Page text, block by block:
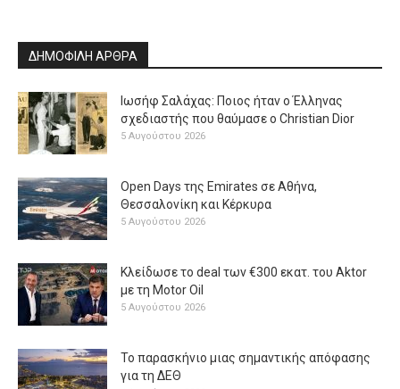
ΔΗΜΟΦΙΛΗ ΑΡΘΡΑ
Ιωσήφ Σαλάχας: Ποιος ήταν ο Έλληνας
σχεδιαστής που θαύμασε ο Christian Dior
5 Αυγούστου 2026
Open Days της Emirates σε Αθήνα,
Θεσσαλονίκη και Κέρκυρα
5 Αυγούστου 2026
Κλείδωσε το deal των €300 εκατ. του Aktor
με τη Μotor Oil
5 Αυγούστου 2026
Το παρασκήνιο μιας σημαντικής απόφασης
για τη ΔΕΘ